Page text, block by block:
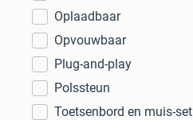
Oplaadbaar
Opvouwbaar
Plug-and-play
Polssteun
Toetsenbord en muis-set